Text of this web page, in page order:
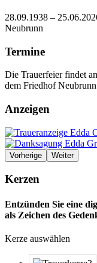
28.09.1938 –
Neubrunn
Termine
Die Trauerfeier findet
dem Friedhof
Anzeigen
Vorherige Weiter
Kerzen
Entzünden Sie eine
als Zeichen des
Kerze auswählen